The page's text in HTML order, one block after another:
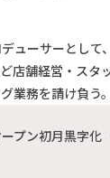
ューサーとして
店舗経営・スタ
業務を請け負う。
プン初月黒字化